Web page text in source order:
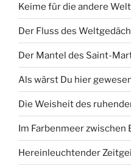
Keime für die andere Welt
Der Fluss des
Der Mantel des Saint-
Als wärst Du hier
Die Weisheit des
Im Farbenmeer zwischen
Hereinleuchtender